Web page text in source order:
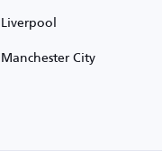
Liverpool
Manchester City